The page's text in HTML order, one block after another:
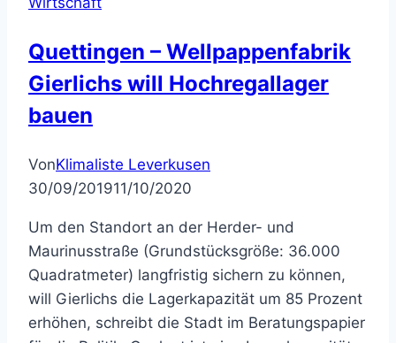
Quettingen – Wellpappenfabrik
Gierlichs will Hochregallager
bauen
VonKlimaliste Leverkusen
30/09/201911/10/2020
Um den Standort an der Herder- und
Maurinusstraße (Grundstücksgröße: 36.000
Quadratmeter) langfristig sichern zu können,
will Gierlichs die Lagerkapazität um 85 Prozent
erhöhen, schreibt die Stadt im Beratungspapier